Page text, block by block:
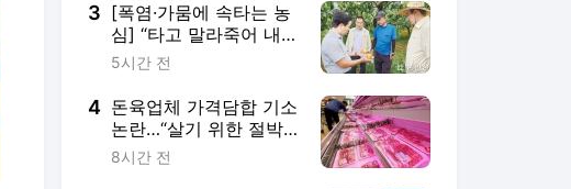
3 [폭염·가뭄에 속타는 농
심] “타고 말라죽어 내년
농사 장담 못해”…과수농
5시간 전
4 돈육업체 가격담합 기소
논란…“살기 위한 절박
한 몸부림을 담합이라
8시간 전